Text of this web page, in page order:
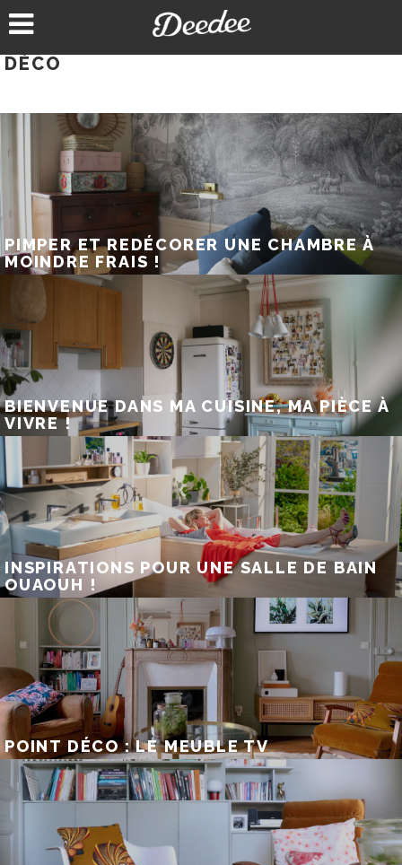
au
DÉCO
PIMPER ET REDÉCORER UNE CHAMBRE À
MOINDRE FRAIS !
BIENVENUE DANS MA CUISINE, MA PIÈCE À
VIVRE !
INSPIRATIONS POUR UNE SALLE DE BAIN
OUAOUH !
POINT DÉCO : LE MEUBLE TV